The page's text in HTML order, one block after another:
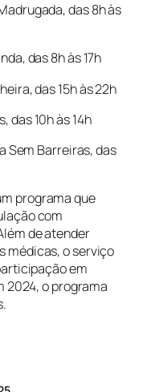
das 8h às
das 8h às 17h
das 15h às 22h
das 10h às 14h
Sem Barreiras, das
programa que
com
de atender
médicas, o serviço
em
2024, o programa